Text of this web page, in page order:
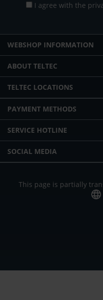
I agree with the
WEBSHOP INFORMATION
ABOUT TELTEC
TELTEC LOCATIONS
PAYMENT METHODS
SERVICE HOTLINE
SOCIAL MEDIA
This page is partially